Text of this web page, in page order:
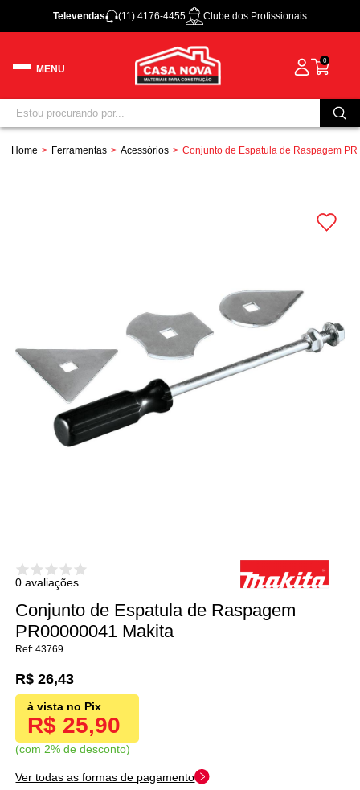
Televendas (11) 4176-4455 Clube dos Profissionais
0
Home Ferramentas Acessórios Conjunto de Espatula de Raspagem
0 avaliações
Conjunto de Espatula de Raspagem
PR00000041 Makita
43769
R$ 25,90
com 2% de desconto
R$ 26,43
Ver todas as formas de pagamento